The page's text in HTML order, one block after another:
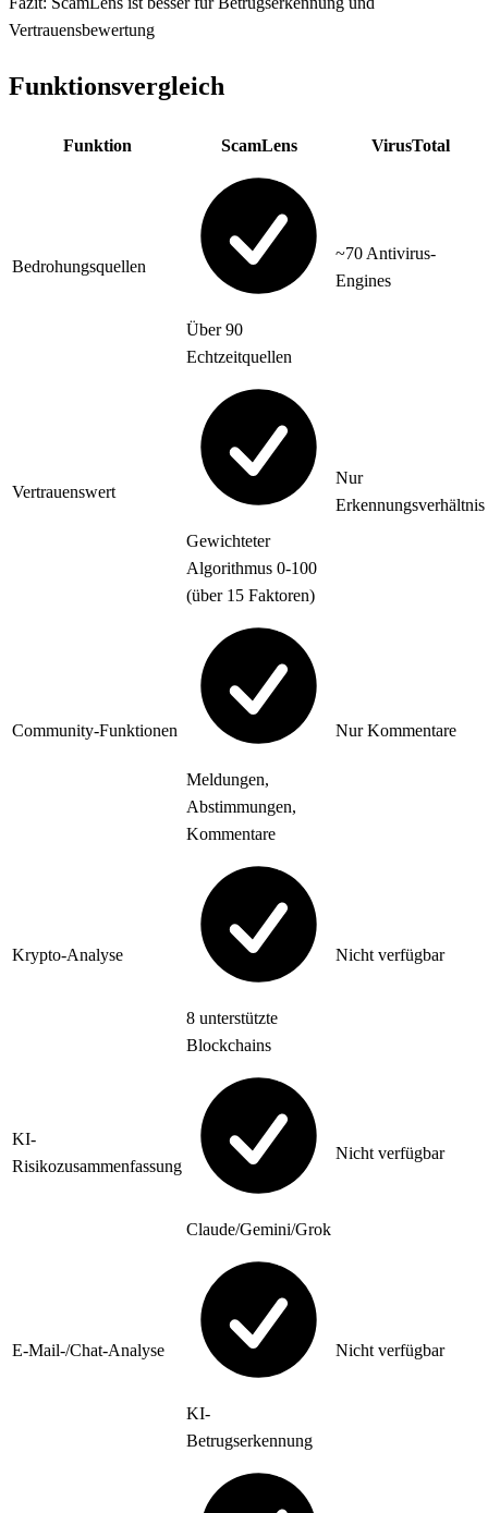
Vertrauensbewertung
Funktionsvergleich
Funktion ScamLens VirusTotal
Bedrohungsquellen
Über 90
Echtzeitquellen
~70 Antivirus-
Engines
Vertrauenswert
Gewichteter
Algorithmus 0-100
(über 15 Faktoren)
Nur
Erkennungsverhältnis
Community-Funktionen
Meldungen,
Abstimmungen,
Kommentare
Nur Kommentare
Krypto-Analyse
8 unterstützte
Blockchains
Nicht verfügbar
KI-
Risikozusammenfassung
Claude/Gemini/Grok
Nicht verfügbar
E-Mail-/Chat-Analyse
KI-
Betrugserkennung
Nicht verfügbar